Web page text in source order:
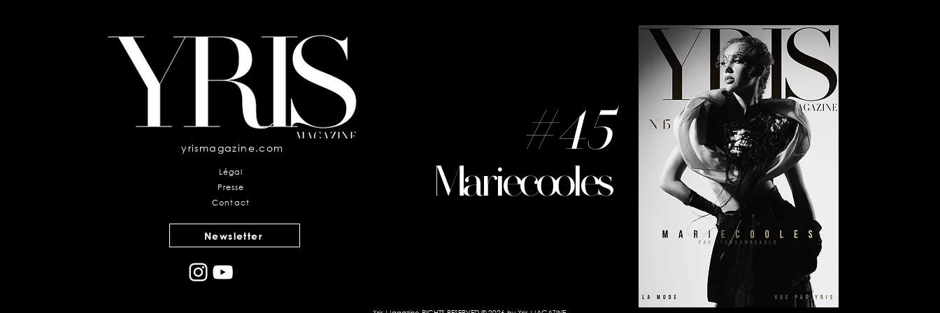
yrismagazine.com
Légal
Presse
Contact
Newsletter
#45
Mariecooles